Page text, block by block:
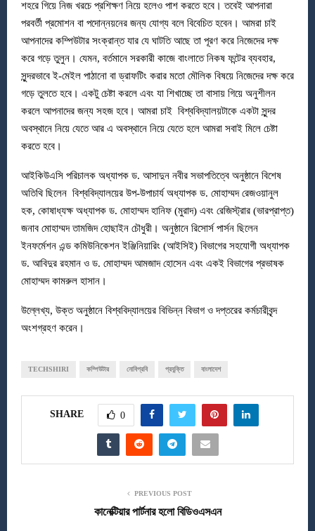
শহরে গিয়ে নিজ খরচে প্রশিক্ষণ নিয়ে হলেও পাশ করতে হবে। তবেই আপনারা
পরবর্তী প্রমোশন বা পদোন্নয়নের জন্য যোগ্য বলে বিবেচিত হবেন। আমরা চাই
আপনাদের কম্পিউটার সংক্রান্ত যার যে ঘাটতি আছে তা পূরণ করে নিজেদের দক্ষ
করে গড়ে তুলুন। যেমন, বর্তমানে সরকারী কাজে বাংলাতে নিকষ ফন্টের ব্যবহার,
সুন্দরভাবে ই-মেইল পাঠানো বা ড্রাফটিং করার মতো মৌলিক বিষয়ে নিজেদের দক্ষ করে
গড়ে তুলতে হবে। একটু চেষ্টা করলে এবং যা শিখাচ্ছে তা বাসায় গিয়ে অনুশীলন
করলে আপনাদের জন্য সহজ হবে। আমরা চাই বিশ্ববিদ্যালয়টাকে একটা সুন্দর
অবস্থানে নিয়ে যেতে আর এ অবস্থানে নিয়ে যেতে হলে আমরা সবাই মিলে চেষ্টা
করতে হবে।
আইকিউএসি পরিচালক অধ্যাপক ড. আসাদুন নবীর সভাপতিত্বে অনুষ্ঠানে বিশেষ
অতিথি ছিলেন বিশ্ববিদ্যালয়ের উপ-উপাচার্য অধ্যাপক ড. মোহাম্মদ রেজওয়ানুল
হক, কোষাধ্যক্ষ অধ্যাপক ড. মোহাম্মদ হানিফ (মুরাদ) এবং রেজিস্ট্রার (ভারপ্রাপ্ত)
জনাব মোহাম্মদ তামজিদ হোছাইন চৌধুরী। অনুষ্ঠানে রিসোর্স পার্সন ছিলেন
ইনফর্মেশন এন্ড কমিউনিকেশন ইঞ্জিনিয়ারিং (আইসিই) বিভাগের সহযোগী অধ্যাপক
ড. আবিদুর রহমান ও ড. মোহাম্মদ আমজাদ হোসেন এবং একই বিভাগের প্রভাষক
মোহাম্মদ কামরুল হাসান।
উল্লেখ্য, উক্ত অনুষ্ঠানে বিশ্ববিদ্যালয়ের বিভিন্ন বিভাগ ও দপ্তরের কর্মচারীবৃন্দ
অংশগ্রহণ করেন।
TECHSHIRI কম্পিউটার নোবিপ্রবি প্রযুক্তি বাংলাদেশ
SHARE 0
PREVIOUS POST
কানেক্টিয়ার পার্টনার হলো বিডিওএসএন